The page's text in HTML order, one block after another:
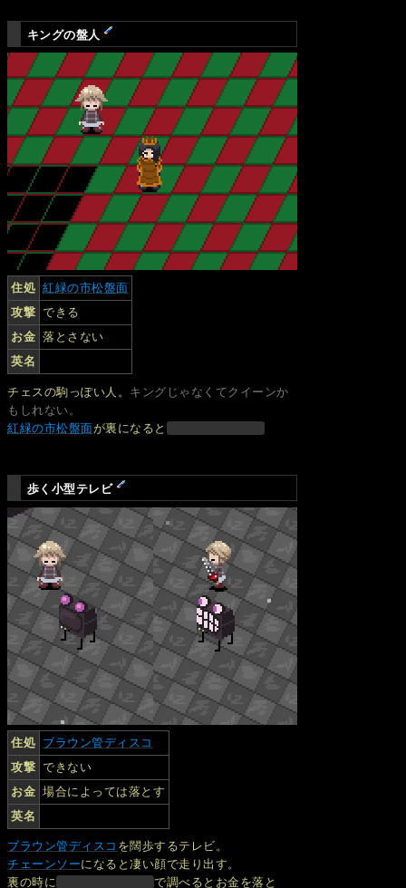
キングの盤人
住処 紅緑の市松盤面
攻撃 できる
お金 落とさない
英名
チェスの駒っぽい人。 キングじゃなくてクイーンか
もしれない。
紅緑の市松盤面が裏になると
歩く小型テレビ
住処 ブラウン管ディスコ
攻撃 できない
お金 場合によっては落とす
英名
ブラウン管ディスコ を闊歩するテレビ。
チェーンソーになると凄い顔で走り出す。
裏の時に
で調べるとお金を落と